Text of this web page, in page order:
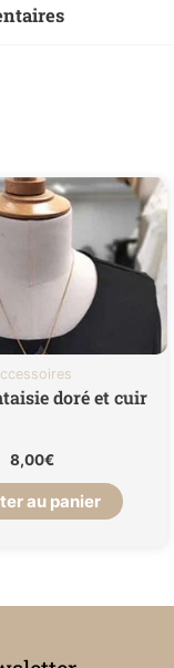
doré et cuir
8,00€
au panier